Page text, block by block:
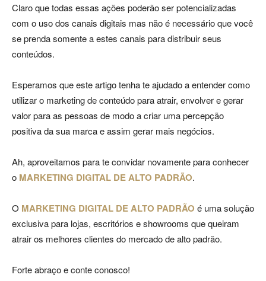
Claro que todas essas ações poderão ser potencializadas
com o uso dos canais digitais mas não é necessário que você
se prenda somente a estes canais para distribuir seus
conteúdos.
Esperamos que este artigo tenha te ajudado a entender como
utilizar o marketing de conteúdo para atrair, envolver e gerar
valor para as pessoas de modo a criar uma percepção
positiva da sua marca e assim gerar mais negócios.
Ah, aproveitamos para te convidar novamente para conhecer
o MARKETING DIGITAL DE ALTO PADRÃO.
O MARKETING DIGITAL DE ALTO PADRÃO é uma solução
exclusiva para lojas, escritórios e showrooms que queiram
atrair os melhores clientes do mercado de alto padrão.
Forte abraço e conte conosco!